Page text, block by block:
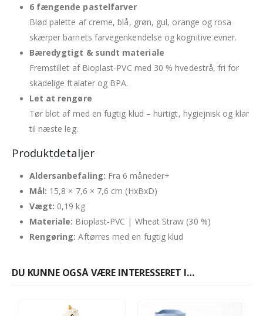
6 fængende pastelfarver
Blød palette af creme, blå, grøn, gul, orange og rosa
skærper barnets farvegenkendelse og kognitive evner.
Bæredygtigt & sundt materiale
Fremstillet af Bioplast-PVC med 30 % hvedestrå, fri for
skadelige ftalater og BPA.
Let at rengøre
Tør blot af med en fugtig klud – hurtigt, hygiejnisk og klar
til næste leg.
Produktdetaljer
Aldersanbefaling: Fra 6 måneder+
Mål: 15,8 × 7,6 × 7,6 cm (HxBxD)
Vægt: 0,19 kg
Materiale: Bioplast-PVC | Wheat Straw (30 %)
Rengøring: Aftørres med en fugtig klud
DU KUNNE OGSÅ VÆRE INTERESSERET I…